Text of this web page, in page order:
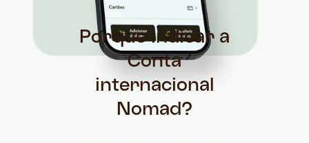
Porque indicar a
Conta
internacional
Nomad?